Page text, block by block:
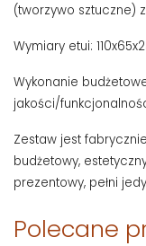
(tworzywo sztuczne)
Wymiary etui:
Wykonanie
jakości/
Zestaw jest
budżetowy,
prezentowy, pełni
Polecane